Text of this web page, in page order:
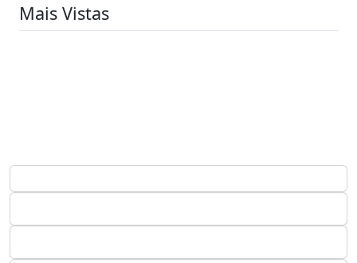
Mais Vistas